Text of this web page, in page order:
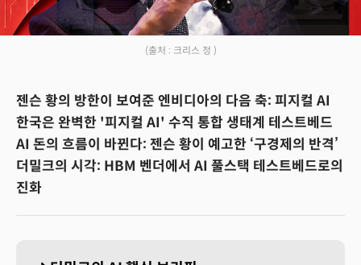
(출처 : 크리스 정 )
젠슨 황의 방한이 보여준 엔비디아의 다음 축: 피지컬 AI
한국은 완벽한 '피지컬 AI' 수직 통합 생태계 테스트베드
AI 돈의 흐름이 바뀐다: 젠슨 황이 예고한 ‘구경제의 반격’
더밀크의 시각: HBM 벤더에서 AI 풀스택 테스트베드로의
진화